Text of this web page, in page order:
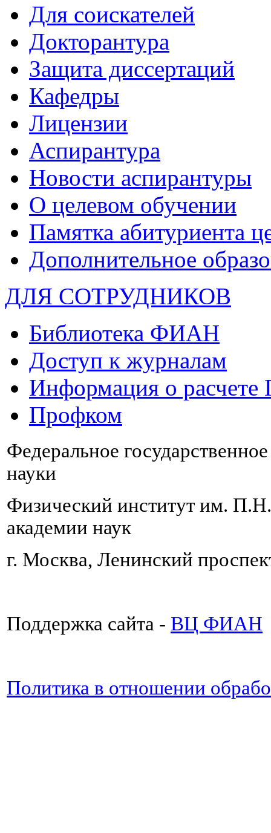
Для соискателей
Докторантура
Защита диссертаций
Кафедры
Лицензии
Аспирантура
Новости аспирантуры
О целевом обучении
Памятка абитуриента
Дополнительное
ДЛЯ СОТРУДНИКОВ
Библиотека ФИАН
Доступ к журналам
Информация о
Профком
Федеральное
науки
Физический институт им.
академии наук
г. Москва, Ленинский
Поддержка сайта - ВЦ ФИАН
Политика в отношении